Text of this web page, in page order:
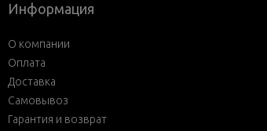
Информация
О компании
Оплата
Доставка
Самовывоз
Гарантия и возврат